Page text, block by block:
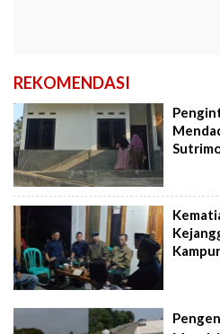
REKOMENDASI